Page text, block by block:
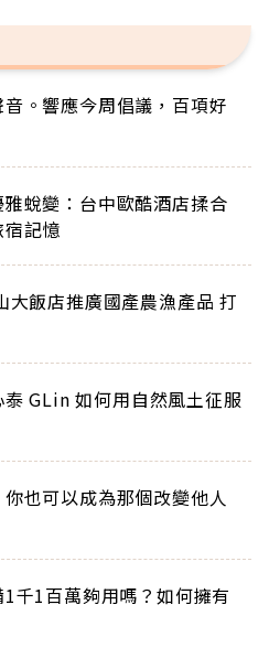
。響應今周倡議，百項好
蛻變：台中歐酷酒店揉合
記憶
大飯店推廣國產農漁產品 打
GLin 如何用自然風土征服
也可以成為那個改變他人
千1百萬夠用嗎？如何擁有